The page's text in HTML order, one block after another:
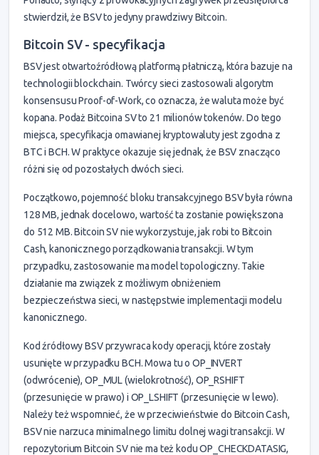
stwierdził, że BSV to jedyny prawdziwy Bitcoin.
Bitcoin SV - specyfikacja
BSV jest otwartoźródłową platformą płatniczą, która bazuje na
technologii blockchain. Twórcy sieci zastosowali algorytm
konsensusu Proof-of-Work, co oznacza, że waluta może być
kopana. Podaż Bitcoina SV to 21 milionów tokenów. Do tego
miejsca, specyfikacja omawianej kryptowaluty jest zgodna z
BTC i BCH. W praktyce okazuje się jednak, że BSV znacząco
różni się od pozostałych dwóch sieci.
Początkowo, pojemność bloku transakcyjnego BSV była równa
128 MB, jednak docelowo, wartość ta zostanie powiększona
do 512 MB. Bitcoin SV nie wykorzystuje, jak robi to Bitcoin
Cash, kanonicznego porządkowania transakcji. W tym
przypadku, zastosowanie ma model topologiczny. Takie
działanie ma związek z możliwym obniżeniem
bezpieczeństwa sieci, w następstwie implementacji modelu
kanonicznego.
Kod źródłowy BSV przywraca kody operacji, które zostały
usunięte w przypadku BCH. Mowa tu o OP_INVERT
(odwrócenie), OP_MUL (wielokrotność), OP_RSHIFT
(przesunięcie w prawo) i OP_LSHIFT (przesunięcie w lewo).
Należy też wspomnieć, że w przeciwieństwie do Bitcoin Cash,
BSV nie narzuca minimalnego limitu dolnej wagi transakcji. W
repozytorium Bitcoin SV nie ma też kodu OP_CHECKDATASIG,